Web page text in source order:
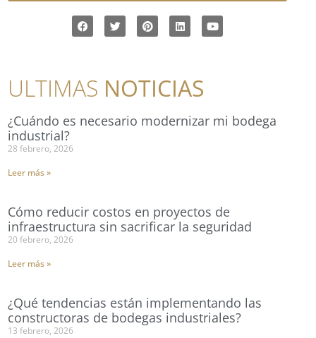
ULTIMAS NOTICIAS
¿Cuándo es necesario modernizar mi bodega
industrial?
28 febrero, 2026
Leer más »
Cómo reducir costos en proyectos de
infraestructura sin sacrificar la seguridad
20 febrero, 2026
Leer más »
¿Qué tendencias están implementando las
constructoras de bodegas industriales?
13 febrero, 2026